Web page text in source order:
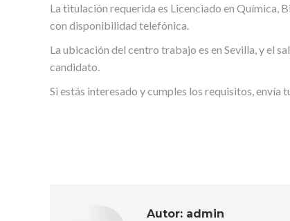
La titulación requerida es Licenciado en Química,
con disponibilidad telefónica.
La ubicación del centro trabajo es en Sevilla, y el
candidato.
Si estás interesado y cumples los requisitos, envía
Autor: admin